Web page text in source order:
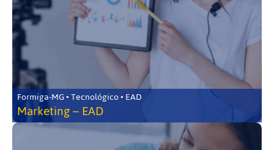
Formiga-MG • Tecnológico • EAD
Marketing – EAD